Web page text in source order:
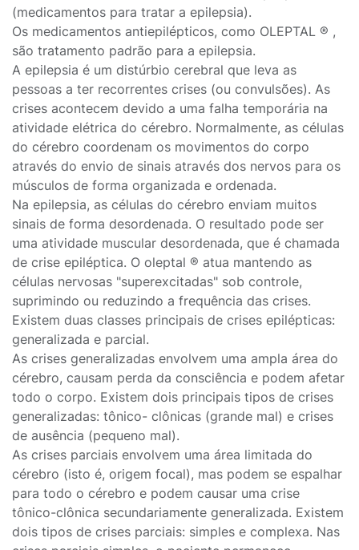
(medicamentos para tratar a epilepsia).
Os medicamentos antiepilépticos, como OLEPTAL ® ,
são tratamento padrão para a epilepsia.
A epilepsia é um distúrbio cerebral que leva as
pessoas a ter recorrentes crises (ou convulsões). As
crises acontecem devido a uma falha temporária na
atividade elétrica do cérebro. Normalmente, as células
do cérebro coordenam os movimentos do corpo
através do envio de sinais através dos nervos para os
músculos de forma organizada e ordenada.
Na epilepsia, as células do cérebro enviam muitos
sinais de forma desordenada. O resultado pode ser
uma atividade muscular desordenada, que é chamada
de crise epiléptica. O oleptal ® atua mantendo as
células nervosas "superexcitadas" sob controle,
suprimindo ou reduzindo a frequência das crises.
Existem duas classes principais de crises epilépticas:
generalizada e parcial.
As crises generalizadas envolvem uma ampla área do
cérebro, causam perda da consciência e podem afetar
todo o corpo. Existem dois principais tipos de crises
generalizadas: tônico- clônicas (grande mal) e crises
de ausência (pequeno mal).
As crises parciais envolvem uma área limitada do
cérebro (isto é, origem focal), mas podem se espalhar
para todo o cérebro e podem causar uma crise
tônico-clônica secundariamente generalizada. Existem
dois tipos de crises parciais: simples e complexa. Nas